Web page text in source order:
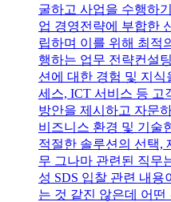
굴하고 사업을 수행하
업 경영전략에 부합한
립하며 이를 위해 최적
행하는 업무 전략컨설
션에 대한 경험 및 지
세스, ICT 서비스 등 고
방안을 제시하고 자문
비즈니스 환경 및 기술
적절한 솔루션의 선택,
무 그나마 관련된 직무
성 SDS 입찰 관련 내용
는 것 같진 않은데 어